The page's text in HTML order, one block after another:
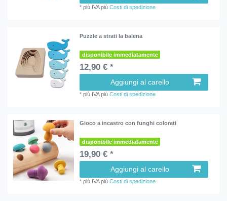
*più IVApiùCosti di spedizione
Puzzle a strati la balena
disponibile immediatamente
12,90 € *
Aggiungi al carello
*più IVApiùCosti di spedizione
Gioco a incastro con funghi colorati
disponibile immediatamente
19,90 € *
Aggiungi al carello
*più IVApiùCosti di spedizione